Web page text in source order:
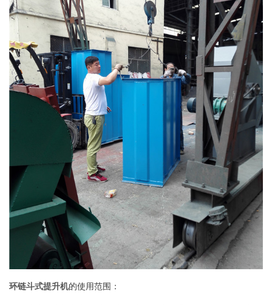
环链斗式提升机的使用范围：